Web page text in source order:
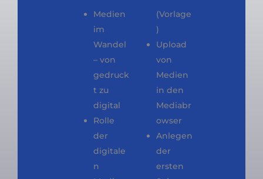
Medien
im
Wandel
– von
gedruck
t zu
digital
Rolle
der
digitale
n
(Vorlage
)
Upload
von
Medien
in den
Mediabr
owser
Anlegen
der
ersten